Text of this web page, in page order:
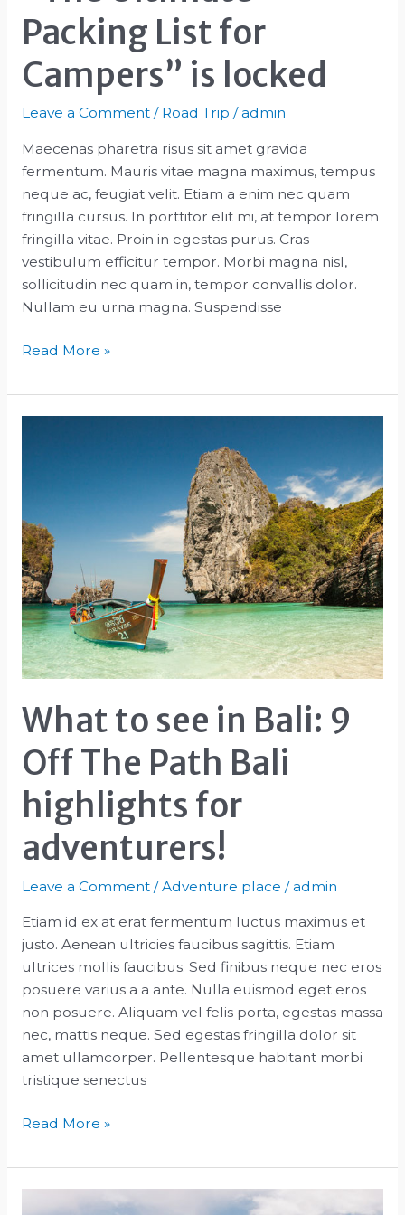
Packing List for
Campers” is locked
Leave a Comment / Road Trip /admin
Maecenas pharetra risus sit amet gravida
fermentum. Mauris vitae magna maximus, tempus
neque ac, feugiat velit. Etiam a enim nec quam
fringilla cursus. In porttitor elit mi, at tempor lorem
fringilla vitae. Proin in egestas purus. Cras
vestibulum efficitur tempor. Morbi magna nisl,
sollicitudin nec quam in, tempor convallis dolor.
Nullam eu urna magna. Suspendisse
“The
Packing
List
Read More »
What to see in Bali: 9
Off The Path Bali
highlights for
adventurers!
Leave a Comment /Adventure place /admin
Etiam id ex at erat fermentum luctus maximus et
justo. Aenean ultricies faucibus sagittis. Etiam
ultrices mollis faucibus. Sed finibus neque nec eros
posuere varius a a ante. Nulla euismod eget eros
non posuere. Aliquam vel felis porta, egestas massa
nec, mattis neque. Sed egestas fringilla dolor sit
amet ullamcorper. Pellentesque habitant morbi
tristique senectus
What
see
in
Read More »